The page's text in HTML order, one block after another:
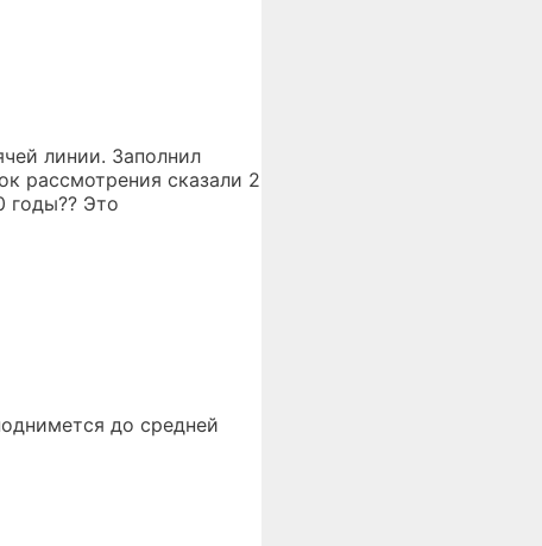
линии. Заполнил
рассмотрения сказали 2
годы?? Это
до средней